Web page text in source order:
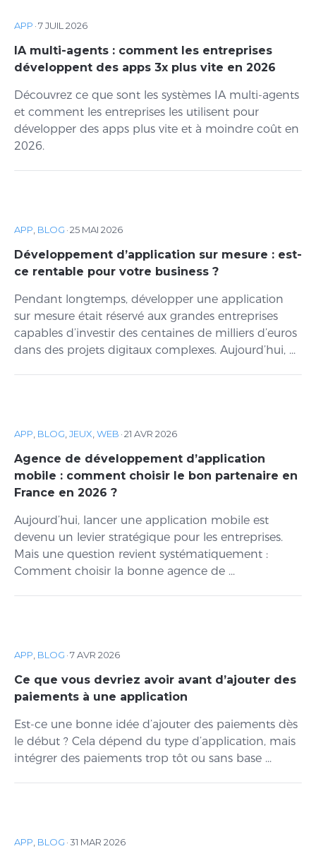
APP ·7 JUIL 2026
IA multi-agents : comment les entreprises
développent des apps 3x plus vite en 2026
Découvrez ce que sont les systèmes IA multi-agents
et comment les entreprises les utilisent pour
développer des apps plus vite et à moindre coût en
2026.
APP BLOG ·25 MAI 2026
Développement d’application sur mesure : est-
ce rentable pour votre business ?
Pendant longtemps, développer une application
sur mesure était réservé aux grandes entreprises
capables d’investir des centaines de milliers d’euros
dans des projets digitaux complexes. Aujourd’hui, ...
APP BLOG JEUX WEB ·21 AVR 2026
Agence de développement d’application
mobile : comment choisir le bon partenaire en
France en 2026 ?
Aujourd’hui, lancer une application mobile est
devenu un levier stratégique pour les entreprises.
Mais une question revient systématiquement :
Comment choisir la bonne agence de ...
APP BLOG ·7 AVR 2026
Ce que vous devriez avoir avant d’ajouter des
paiements à une application
Est-ce une bonne idée d’ajouter des paiements dès
le début ? Cela dépend du type d’application, mais
intégrer des paiements trop tôt ou sans base ...
APP BLOG ·31 MAR 2026